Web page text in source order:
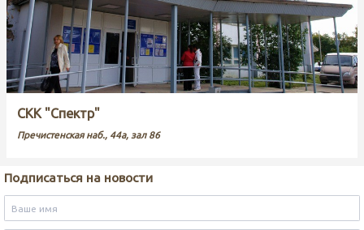
СКК "Спектр"
Пречистенская наб., 44а, зал 86
Подписаться на новости